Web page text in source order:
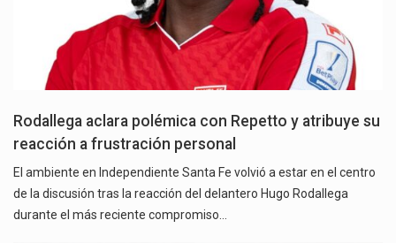
Rodallega aclara polémica con Repetto y atribuye su
reacción a frustración personal
El ambiente en Independiente Santa Fe volvió a estar en el centro
de la discusión tras la reacción del delantero Hugo Rodallega
durante el más reciente compromiso…